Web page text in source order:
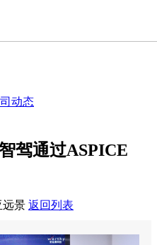
动态
驾通过ASPICE
远景 返回列表